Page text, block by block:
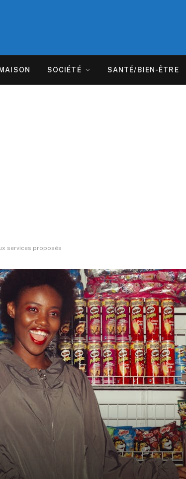
MAISON SOCIÉTÉ SANTÉ/BIEN-ÊTRE
services proposés